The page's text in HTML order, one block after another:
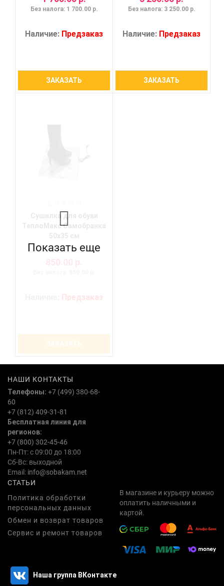
Без налога: 1 700.00 р.
Наличие: Предзаказ
ЗАКАЗАТЬ
Без налога: 3 250.00 р.
Наличие: Предзаказ
ЗАКАЗАТЬ
ТеплоМакс Самобранка
Предзаказ
Показать еще
НАШИ КОНТАКТЫ
Телефоны: +7 (499) 380-68-
60
+7 (812) 409-31-81
Бесплатная линия для
регионов:
+7 (800) 302-45-46
Пн-Пт: с 09:00 до 18:00
Сб-Вс: выходной
Email: info@sobakam.net
СТАТЬИ
Политика обработки
персональных данных
Обмен и возврат товаров
Сервис и ремонт товаров
В магазине и курьеру можно
оплатить наличными и
картой.
Наша группа ВКонтакте